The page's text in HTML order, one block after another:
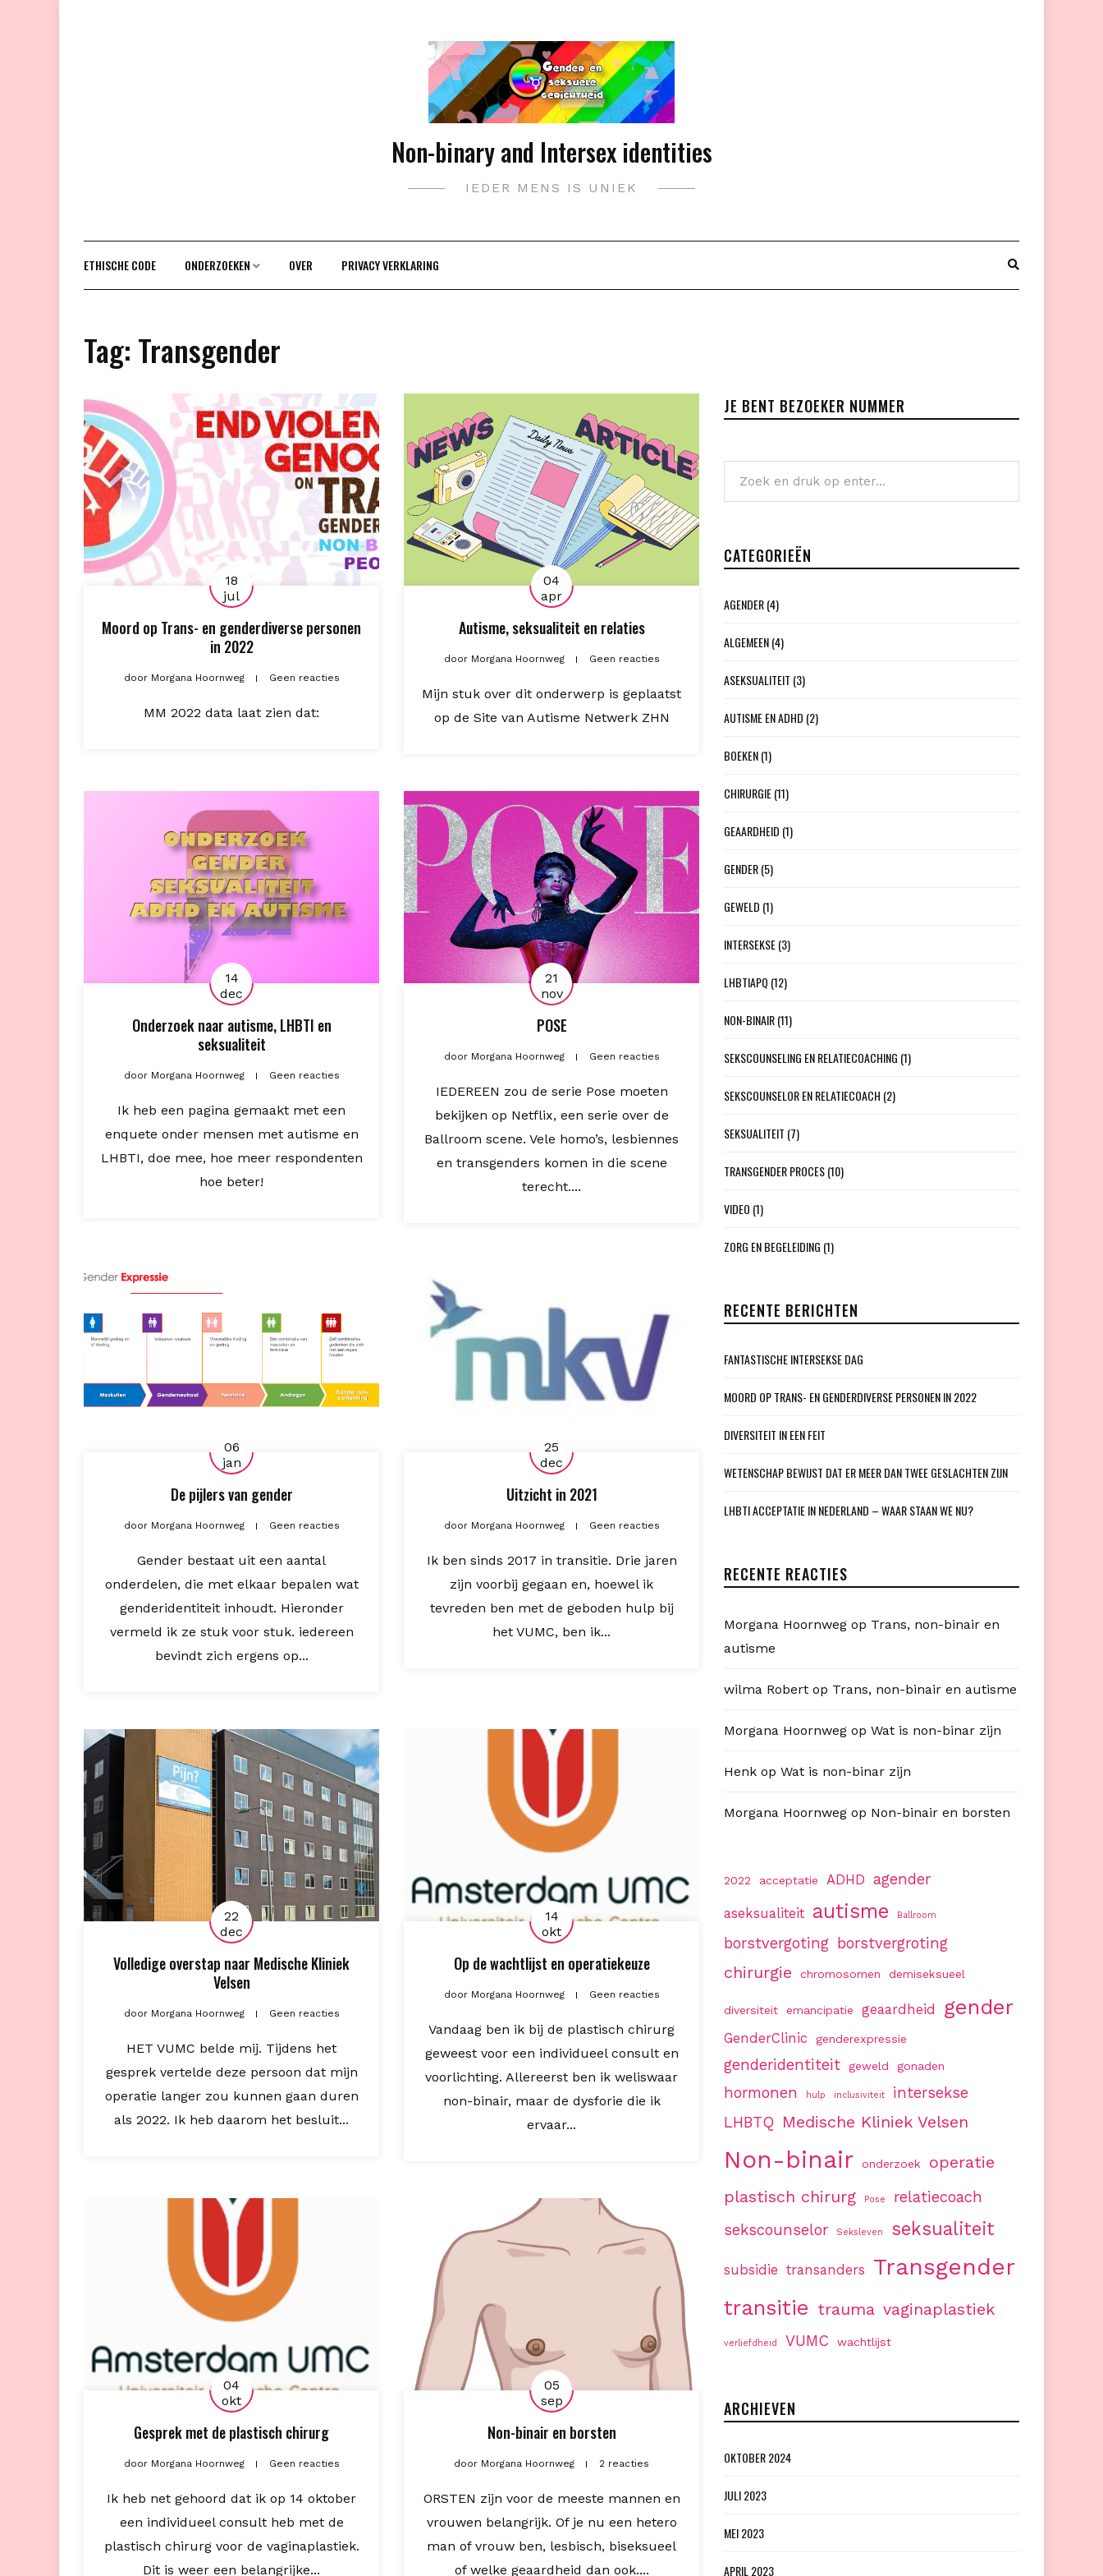
Non-binary and Intersex identities
IEDER MENS IS UNIEK
ETHISCHE CODE ONDERZOEKEN OVER PRIVACY VERKLARING
Tag: Transgender
18
jul
Moord op Trans- en genderdiverse personen
in 2022
doorMorgana Hoornweg Geen reacties
MM 2022 data laat zien dat:
04
apr
Autisme, seksualiteit en relaties
doorMorgana Hoornweg Geen reacties
Mijn stuk over dit onderwerp is geplaatst
op de Site van Autisme Netwerk ZHN
14
dec
Onderzoek naar autisme, LHBTI en
seksualiteit
doorMorgana Hoornweg Geen reacties
Ik heb een pagina gemaakt met een
enquete onder mensen met autisme en
LHBTI, doe mee, hoe meer respondenten
hoe beter!
21
nov
POSE
doorMorgana Hoornweg Geen reacties
IEDEREEN zou de serie Pose moeten
bekijken op Netflix, een serie over de
Ballroom scene. Vele homo’s, lesbiennes
en transgenders komen in die scene
terecht....
06
jan
De pijlers van gender
doorMorgana Hoornweg Geen reacties
Gender bestaat uit een aantal
onderdelen, die met elkaar bepalen wat
genderidentiteit inhoudt. Hieronder
vermeld ik ze stuk voor stuk. iedereen
bevindt zich ergens op...
25
dec
Uitzicht in 2021
doorMorgana Hoornweg Geen reacties
Ik ben sinds 2017 in transitie. Drie jaren
zijn voorbij gegaan en, hoewel ik
tevreden ben met de geboden hulp bij
het VUMC, ben ik...
22
dec
Volledige overstap naar Medische Kliniek
Velsen
doorMorgana Hoornweg Geen reacties
HET VUMC belde mij. Tijdens het
gesprek vertelde deze persoon dat mijn
operatie langer zou kunnen gaan duren
als 2022. Ik heb daarom het besluit...
14
okt
Op de wachtlijst en operatiekeuze
doorMorgana Hoornweg Geen reacties
Vandaag ben ik bij de plastisch chirurg
geweest voor een individueel consult en
voorlichting. Allereerst ben ik weliswaar
non-binair, maar de dysforie die ik
ervaar...
04
okt
Gesprek met de plastisch chirurg
doorMorgana Hoornweg Geen reacties
Ik heb net gehoord dat ik op 14 oktober
een individueel consult heb met de
plastisch chirurg voor de vaginaplastiek.
Dit is weer een belangrijke...
05
sep
Non-binair en borsten
door Morgana Hoornweg 2 reacties
ORSTEN zijn voor de meeste mannen en
vrouwen belangrijk. Of je nu een hetero
man of vrouw ben, lesbisch, biseksueel
of welke geaardheid dan ook....
JE BENT BEZOEKER NUMMER
CATEGORIEËN
AGENDER(4)
ALGEMEEN(4)
ASEKSUALITEIT (3)
AUTISME EN ADHD (2)
BOEKEN(1)
CHIRURGIE(11)
GEAARDHEID (1)
GENDER(5)
GEWELD (1)
INTERSEKSE(3)
LHBTIAPQ (12)
NON-BINAIR(11)
SEKSCOUNSELING EN RELATIECOACHING (1)
SEKSCOUNSELOR EN RELATIECOACH (2)
SEKSUALITEIT (7)
TRANSGENDER PROCES(10)
VIDEO (1)
ZORG EN BEGELEIDING (1)
RECENTE BERICHTEN
FANTASTISCHE INTERSEKSE DAG
MOORD OP TRANS- EN GENDERDIVERSE PERSONEN IN 2022
DIVERSITEIT IN EEN FEIT
WETENSCHAP BEWIJST DAT ER MEER DAN TWEE GESLACHTEN ZIJN
LHBTI ACCEPTATIE IN NEDERLAND – WAAR STAAN WE NU?
RECENTE REACTIES
Morgana Hoornweg op Trans, non-binair en
autisme
wilma Robert op Trans, non-binair en autisme
Morgana Hoornweg op Wat is non-binar zijn
Henk op Wat is non-binar zijn
Morgana Hoornweg op Non-binair en borsten
2022 acceptatie ADHD agender
aseksualiteit autisme Ballroom
borstvergoting borstvergroting
chirurgie chromosomen demiseksueel
diversiteit emancipatie geaardheid gender
GenderClinic genderexpressie
genderidentiteit geweld gonaden
hormonen hulp inclusiviteit
intersekse
LHBTQ Medische Kliniek Velsen
Non-binair onderzoek
operatie
plastisch chirurg
Pose
relatiecoach
sekscounselor
Seksleven seksualiteit
subsidie transanders Transgender
transitie trauma vaginaplastiek
verliefdheid VUMC wachtlijst
ARCHIEVEN
OKTOBER 2024
JULI 2023
MEI 2023
APRIL 2023